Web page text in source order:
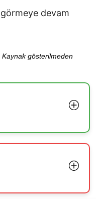
devam
Kaynak gösterilmeden